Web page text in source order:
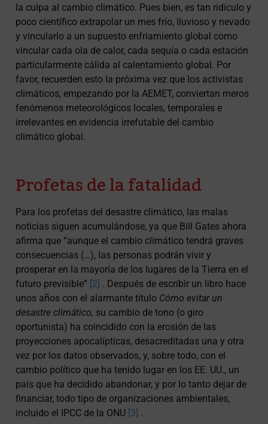
la culpa al cambio climático. Pues bien, es tan ridículo y
poco científico extrapolar un mes frío, lluvioso y nevado
y vincularlo a un supuesto enfriamiento global como
vincular cada ola de calor, cada sequía o cada estación
particularmente cálida al calentamiento global. Por
favor, recuerden esto la próxima vez que los activistas
climáticos, empezando por la AEMET, conviertan meros
fenómenos meteorológicos locales, temporales e
irrelevantes en evidencia irrefutable del cambio
climático global.
Profetasde la fatalidad
Para los profetas del desastre climático, las malas
noticias siguen acumulándose, ya que Bill Gates ahora
afirma que “aunque el cambio climático tendrá graves
consecuencias (…), las personas podrán vivir y
prosperar en la mayoría de los lugares de la Tierra en el
futuro previsible” [2] . Después de escribir un libro hace
unos años con el alarmante título Cómo evitar un
desastre climático, su cambio de tono (o giro
oportunista) ha coincidido con la erosión de las
proyecciones apocalípticas, desacreditadas una y otra
vez por los datos observados, y, sobre todo, con el
cambio político que ha tenido lugar en los EE. UU., un
país que ha decidido abandonar, y por lo tanto dejar de
financiar, todo tipo de organizaciones ambientales,
incluido el IPCC de la ONU [3] .